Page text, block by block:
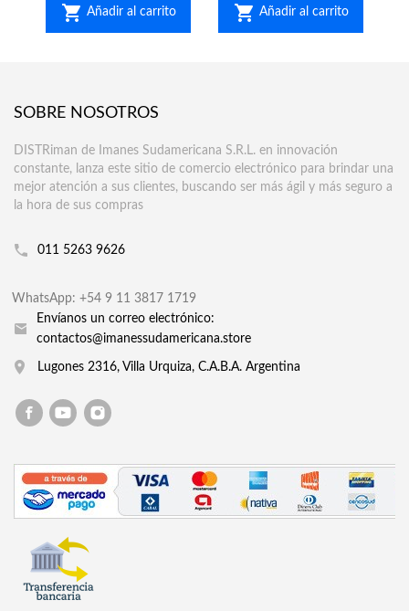
 Añadir al carrito  Añadir al carrito
SOBRE NOSOTROS
DISTRiman de Imanes Sudamericana S.R.L. en innovación
constante, lanza este sitio de comercio electrónico para brindar una
mejor atención a sus clientes, buscando ser más ágil y más seguro a
la hora de sus compras
011 5263 9626
WhatsApp: +54 9 11 3817 1719
Envíanos un correo electrónico:
contactos@imanessudamericana.store
Lugones 2316, Villa Urquiza, C.A.B.A. Argentina